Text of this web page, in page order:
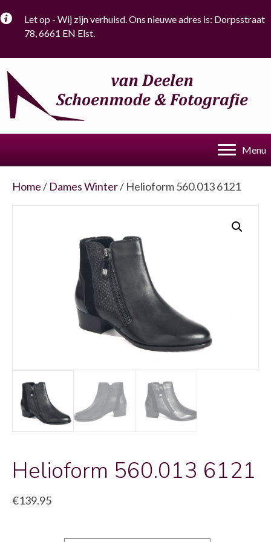
Let op - Wij zijn verhuisd. Ons nieuwe adres is: Dorpsstraat
78, 6661 EN Elst.
Menu
Home/ Dames Winter/ Helioform 560.013 6121
Helioform 560.013 6121
€139.95